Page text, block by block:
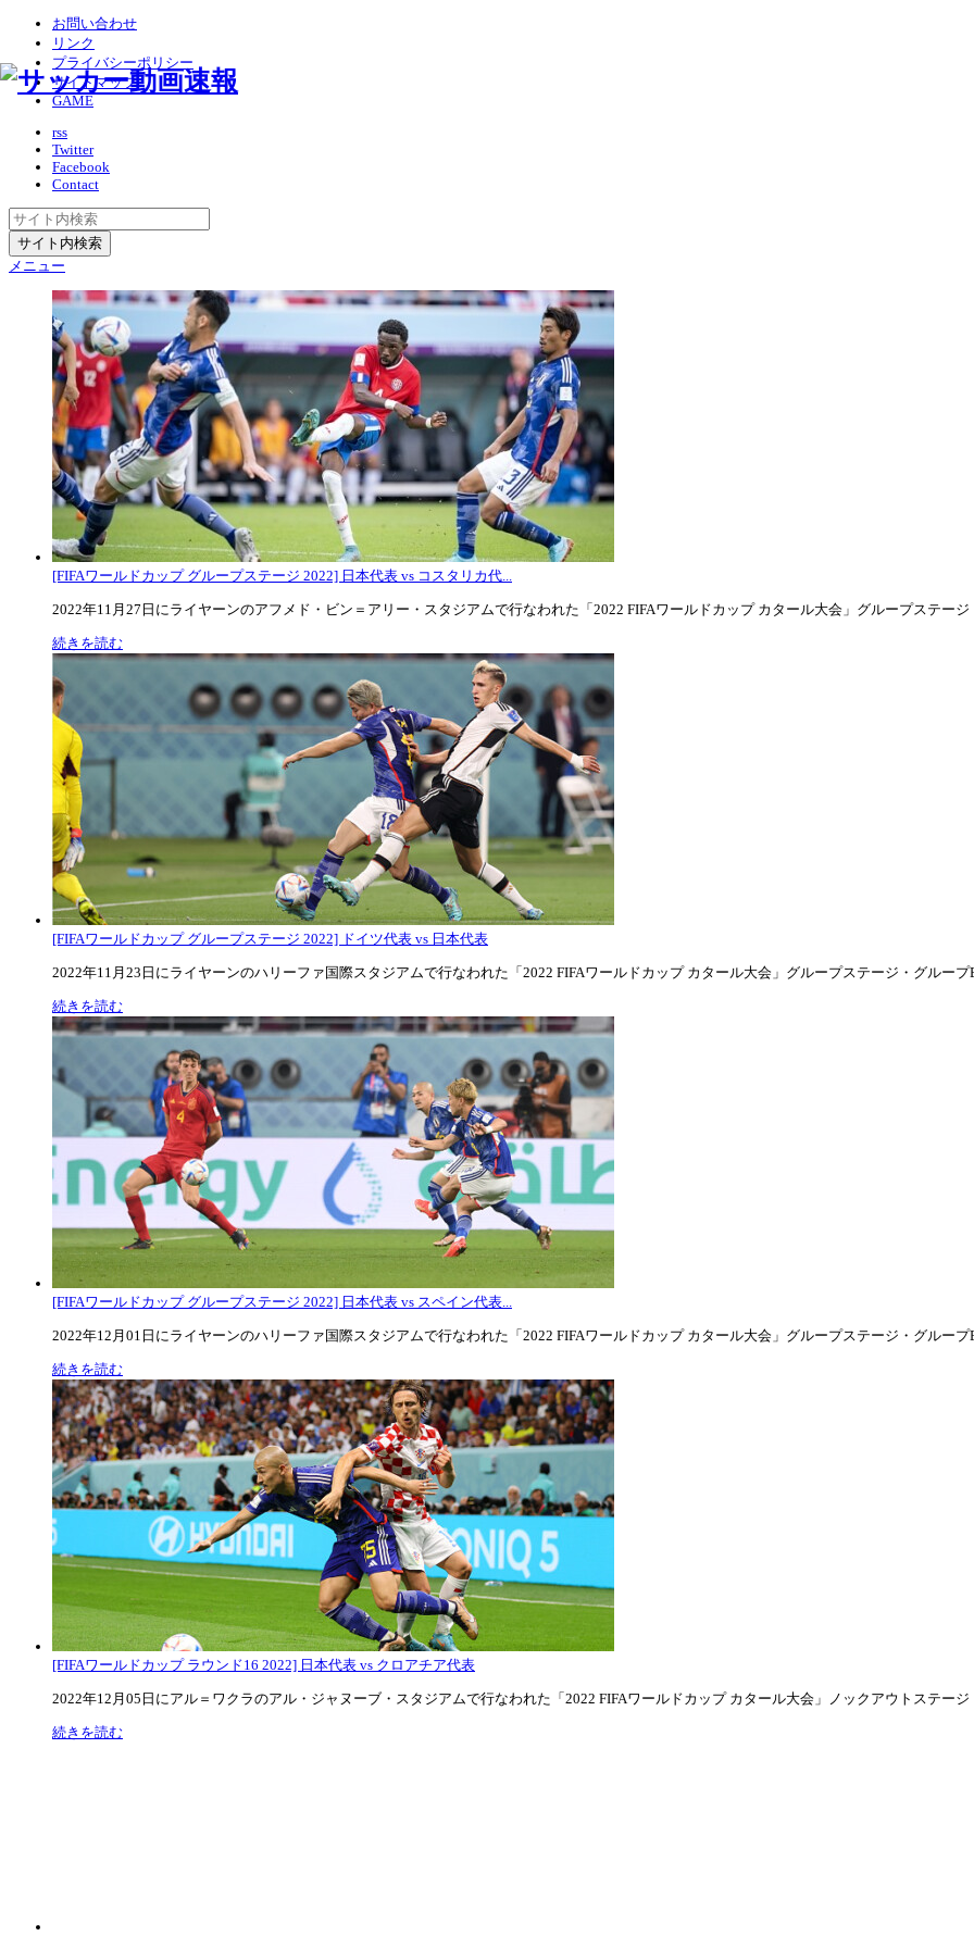
お問い合わせ
リンク
プライバシーポリシー
サイトマップ
GAME
rss
Twitter
Facebook
Contact
メニュー
[FIFAワールドカップ グループステージ 2022] 日本代表 vs コスタリカ代...
2022年11月27日にライヤーンのアフメド・ビン＝アリー・スタジアムで行なわれた「2022 FIFAワールドカップ カタール大会」グループステージ
続きを読む
[FIFAワールドカップ グループステージ 2022] ドイツ代表 vs 日本代表
2022年11月23日にライヤーンのハリーファ国際スタジアムで行なわれた「2022 FIFAワールドカップ カタール大会」グループステージ・グループ
続きを読む
[FIFAワールドカップ グループステージ 2022] 日本代表 vs スペイン代表...
2022年12月01日にライヤーンのハリーファ国際スタジアムで行なわれた「2022 FIFAワールドカップ カタール大会」グループステージ・グループ
続きを読む
[FIFAワールドカップ ラウンド16 2022] 日本代表 vs クロアチア代表
2022年12月05日にアル＝ワクラのアル・ジャヌーブ・スタジアムで行なわれた「2022 FIFAワールドカップ カタール大会」ノックアウトステージ
続きを読む